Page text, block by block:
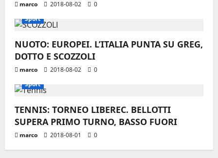
marco 2018-08-02
0
Sport
NUOTO: EUROPEI. L’ITALIA PUNTA SU GREG,
DOTTO E SCOZZOLI
marco 2018-08-02
0
Sport
TENNIS: TORNEO LIBEREC. BELLOTTI
SUPERA PRIMO TURNO, BASSO FUORI
marco 2018-08-01 0